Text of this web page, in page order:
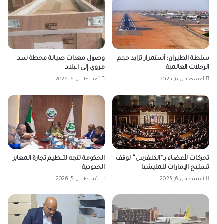
سلطة الطيران: أستمرار تزايد حجم
الرحلات العالمية
أغسطس 6, 2026
وصول معدات صيانة محطة سد
مروي إلى البلاد
أغسطس 6, 2026
تحركات لأعضاء بـ“الكنغرس” لوقف
تسليح الإمارات للمليشيا
أغسطس 6, 2026
الحكومة تتجه لتنظيم تجارة المعابر
الحدودية
أغسطس 5, 2026